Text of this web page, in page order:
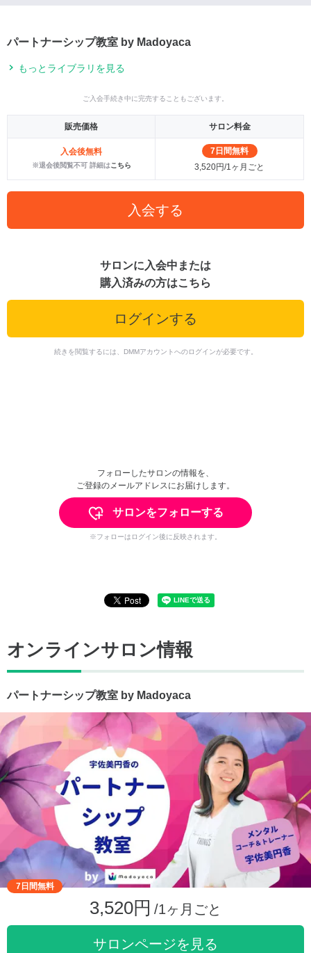
パートナーシップ教室 by Madoyaca
もっとライブラリを見る
ご入会手続き中に完売することもございます。
販売価格 サロン料金
入会後無料
※退会後閲覧不可 詳細はこちら
7日間無料
3,520円/1ヶ月ごと
入会する
サロンに入会中または
購入済みの方はこちら
ログインする
続きを閲覧するには、DMMアカウントへのログインが必要です。
フォローしたサロンの情報を、
ご登録のメールアドレスにお届けします。
サロンをフォローする
※フォローはログイン後に反映されます。
オンラインサロン情報
パートナーシップ教室 by Madoyaca
7日間無料
3,520円 /1ヶ月ごと
サロンページを見る